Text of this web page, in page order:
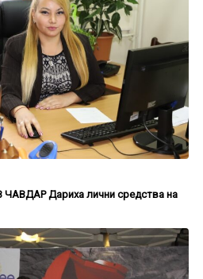
Дариха лични средства на